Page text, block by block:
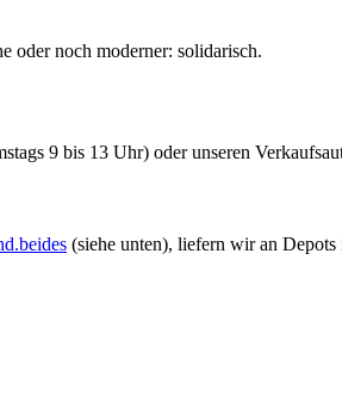
oder noch moderner: solidarisch.
9 bis 13 Uhr) oder unseren
(siehe unten), liefern wir an Depots